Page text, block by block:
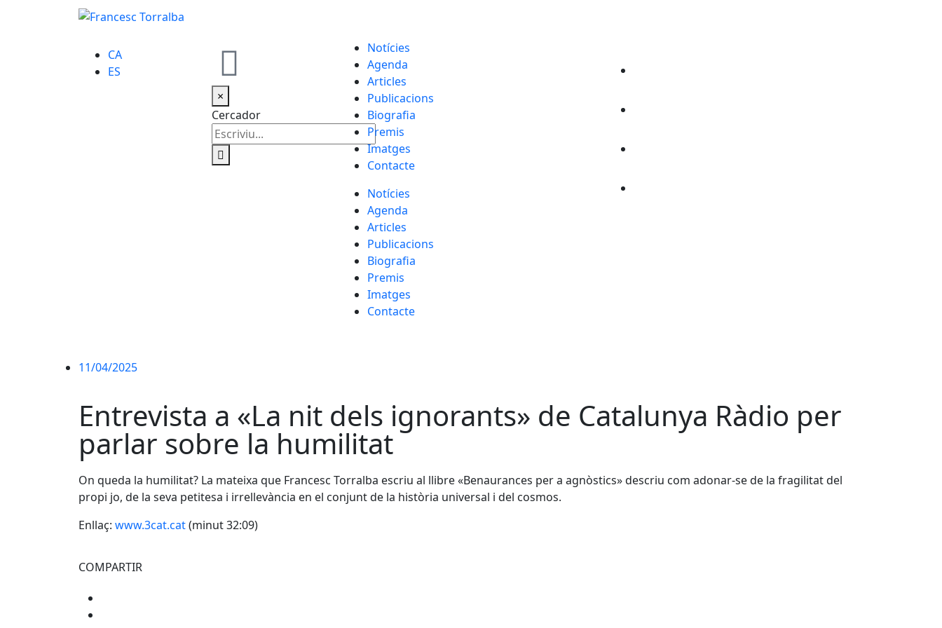
CA
ES
×
Cercador
Notícies
Agenda
Articles
Publicacions
Biografia
Premis
Imatges
Contacte
Notícies
Agenda
Articles
Publicacions
Biografia
Premis
Imatges
Contacte
11/04/2025
Entrevista a «La nit dels ignorants» de Catalunya Ràdio per
parlar sobre la humilitat
On queda la humilitat? La mateixa que Francesc Torralba escriu al llibre «Benaurances per a agnòstics» descriu com adonar-se de la fragilitat del
propi jo, de la seva petitesa i irrellevància en el conjunt de la història universal i del cosmos.
Enllaç: www.3cat.cat(minut 32:09)
COMPARTIR